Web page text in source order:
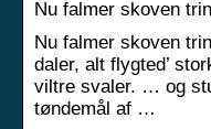
Nu falmer skoven
Nu falmer skoven
daler, alt flygted’
viltre svaler. … og
tøndemål af …